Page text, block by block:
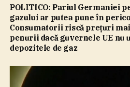
POLITICO: Pariul Germaniei
gazului ar putea pune în
Consumatorii riscă preţuri
penurii dacă guvernele UE nu
depozitele de gaz